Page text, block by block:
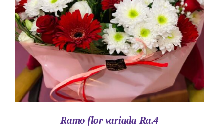
AÑADIR AL CARRITO
/
DETALLES
Ramo flor variada Ra.4